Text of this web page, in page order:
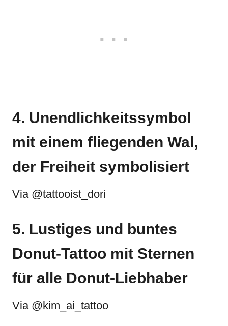
4. Unendlichkeitssymbol
mit einem fliegenden Wal,
der Freiheit symbolisiert
Via @tattooist_dori
5. Lustiges und buntes
Donut-Tattoo mit Sternen
für alle Donut-Liebhaber
Via @kim_ai_tattoo